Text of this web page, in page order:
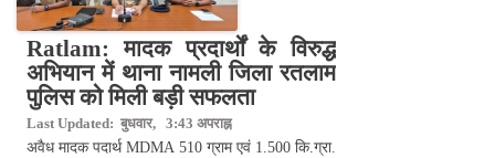
Ratlam: मादक प्रदार्थों के विरुद्ध
अभियान में थाना नामली जिला रतलाम
पुलिस को मिली बड़ी सफलता
Last Updated: बुधवार, 3:43 अपराह्न
अवैध मादक पदार्थ MDMA 510 ग्राम एवं 1.500 कि.ग्रा.